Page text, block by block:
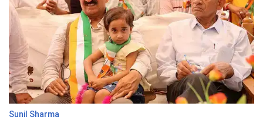
Sunil Sharma